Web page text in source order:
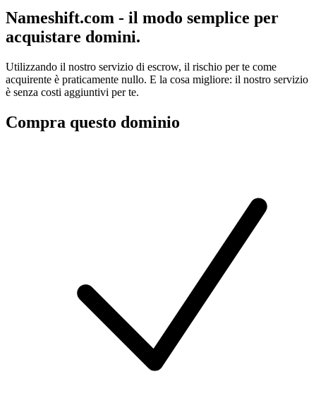
Nameshift.com - il modo semplice per
acquistare domini.
Utilizzando il nostro servizio di escrow, il rischio per te come
acquirente è praticamente nullo. E la cosa migliore: il nostro servizio
è senza costi aggiuntivi per te.
Compra questo dominio